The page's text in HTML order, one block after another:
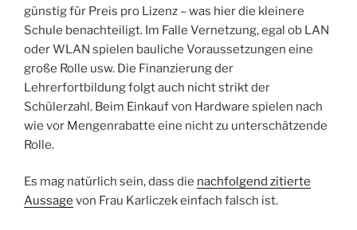
günstig für Preis pro Lizenz – was hier die kleinere
Schule benachteiligt. Im Falle Vernetzung, egal ob LAN
oder WLAN spielen bauliche Voraussetzungen eine
große Rolle usw. Die Finanzierung der
Lehrerfortbildung folgt auch nicht strikt der
Schülerzahl. Beim Einkauf von Hardware spielen nach
wie vor Mengenrabatte eine nicht zu unterschätzende
Rolle.
Es mag natürlich sein, dass die nachfolgend zitierte
Aussage von Frau Karliczek einfach falsch ist.